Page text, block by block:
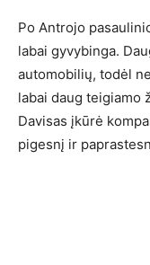
Po Antrojo
labai gyvybinga.
automobilių, todėl
labai daug teigiamo
Davisas įkūrė
pigesnį ir